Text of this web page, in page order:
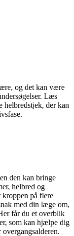
og det kan være
Læs
helbredstjek, der kan
den kan bringe
helbred og
på flere
med din læge om,
får du et overblik
som kan hjælpe dig